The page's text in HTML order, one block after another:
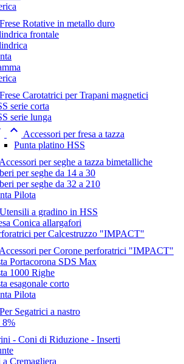
Frese Rotative in metallo duro
frontale
Frese Carotatrici per Trapani magnetici
serie corta
serie lunga
 Accessori per fresa a tazza
Punta platino HSS
Accessori per seghe a tazza bimetalliche
per seghe da 14 a 30
per seghe da 32 a 210
Pilota
Utensili a gradino in HSS
Conica allargafori
per Calcestruzzo "IMPACT"
Accessori per Corone perforatrici "IMPACT"
Portacorona SDS Max
1000 Righe
esagonale corto
Pilota
Segatrici a nastro
8%
- Coni di Riduzione - Inserti
Cremagliera